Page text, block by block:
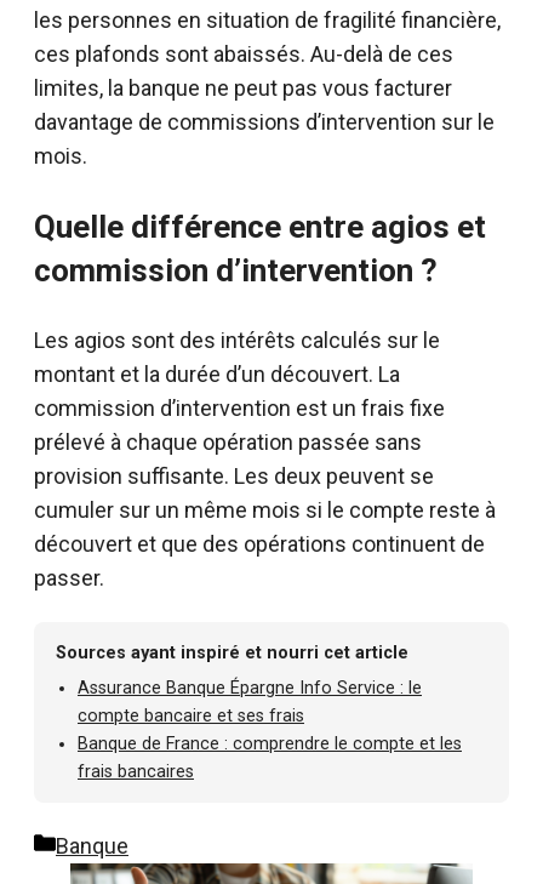
les personnes en situation de fragilité financière,
ces plafonds sont abaissés. Au-delà de ces
limites, la banque ne peut pas vous facturer
davantage de commissions d’intervention sur le
mois.
Quelle différence entre agios et
commission d’intervention ?
Les agios sont des intérêts calculés sur le
montant et la durée d’un découvert. La
commission d’intervention est un frais fixe
prélevé à chaque opération passée sans
provision suffisante. Les deux peuvent se
cumuler sur un même mois si le compte reste à
découvert et que des opérations continuent de
passer.
Sources ayant inspiré et nourri cet article
Assurance Banque Épargne Info Service : le
compte bancaire et ses frais
Banque de France : comprendre le compte et les
frais bancaires
Catégories
Banque